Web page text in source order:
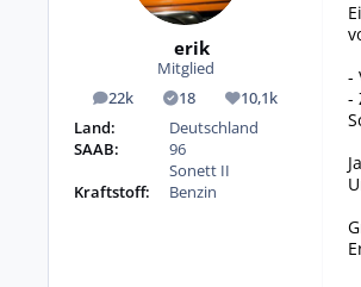
erik
Mitglied
22k
Beiträge 18
Lösungen10,1k
Reputation
Land:
Deutschland
SAAB:
96
Sonett II
Kraftstoff:
Benzin
-
-